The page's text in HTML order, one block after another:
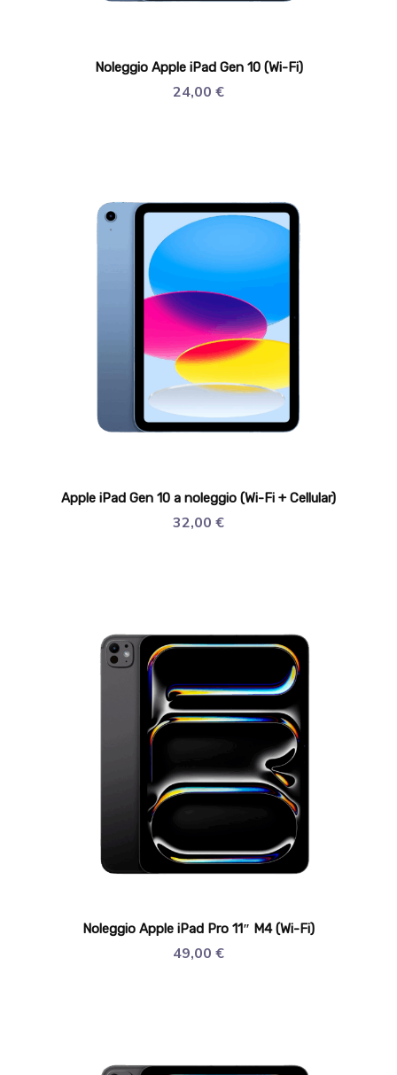
Noleggio Apple iPad Gen 10 (Wi-Fi)
24,00 €
Apple iPad Gen 10 a noleggio (Wi-Fi + Cellular)
32,00 €
Noleggio Apple iPad Pro 11″ M4 (Wi-Fi)
49,00 €